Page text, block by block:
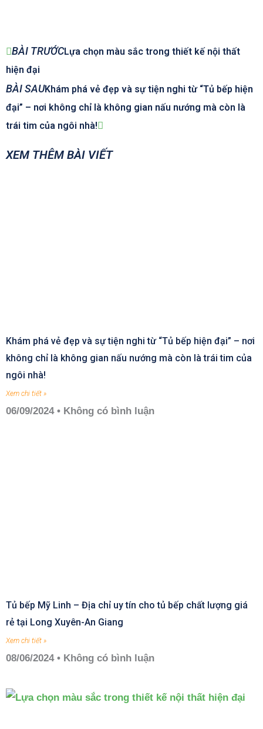
Prev
BÀI TRƯỚCLựa chọn màu sắc trong thiết kế nội thất
hiện đại
BÀI SAUKhám phá vẻ đẹp và sự tiện nghi từ “Tủ bếp hiện
đại” – nơi không chỉ là không gian nấu nướng mà còn là
trái tim của ngôi nhà!
Tiếp
XEM THÊM BÀI VIẾT
Khám phá vẻ đẹp và sự tiện nghi từ “Tủ bếp hiện đại” – nơi
không chỉ là không gian nấu nướng mà còn là trái tim của
ngôi nhà!
Xem chi tiết »
06/09/2024 Không có bình luận
Tủ bếp Mỹ Linh – Địa chỉ uy tín cho tủ bếp chất lượng giá
rẻ tại Long Xuyên-An Giang
Xem chi tiết »
08/06/2024 Không có bình luận